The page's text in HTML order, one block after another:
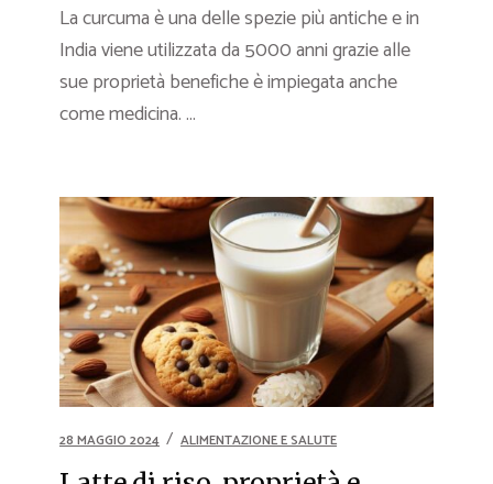
La curcuma è una delle spezie più antiche e in
India viene utilizzata da 5000 anni grazie alle
sue proprietà benefiche è impiegata anche
come medicina. ...
28 MAGGIO 2024 ALIMENTAZIONE E SALUTE